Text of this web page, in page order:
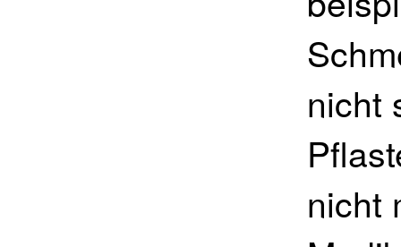
nicht
nicht